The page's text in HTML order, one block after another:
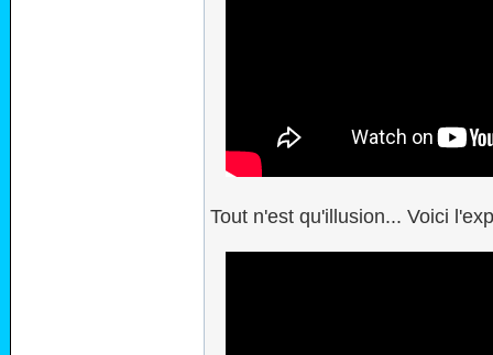
Tout n'est qu'illusion... Voici